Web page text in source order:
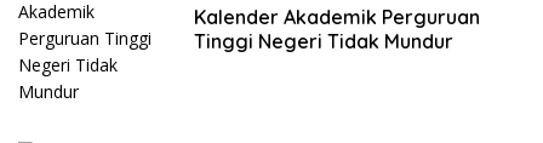
Kalender Akademik Perguruan
Tinggi Negeri Tidak Mundur